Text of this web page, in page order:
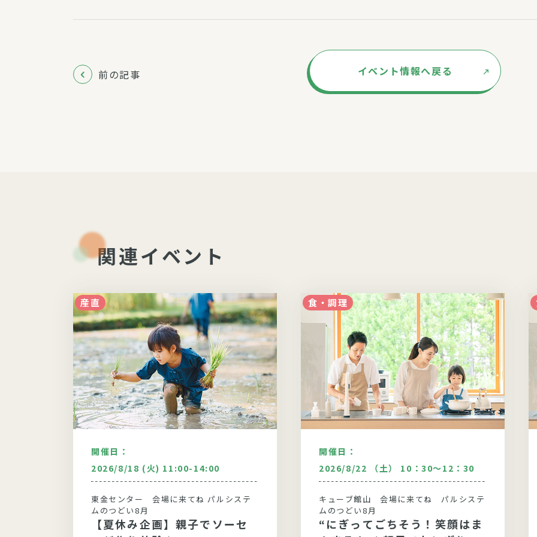
イベント情報へ戻る
前の記事
関連イベント
産直
開催日：
2026/8/18 (火) 11:00-14:00
東金センター 会場に来てね パルシステ
ムのつどい8月
【夏休み企画】親子でソーセ
食・調理
開催日：
2026/8/22 （土） 10：30～12：30
キューブ館山 会場に来てね パルシステ
ムのつどい8月
“にぎってごちそう！笑顔はま